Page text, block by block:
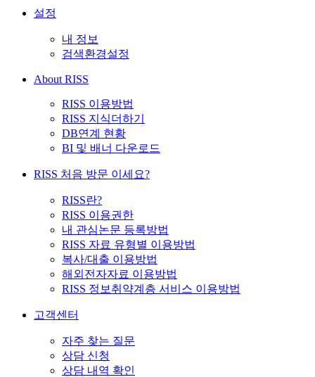
설정
내 정보
검색환경설정
About RISS
RISS 이용방법
RISS 지식더하기
DB연계 현황
BI 및 배너 다운로드
RISS 처음 방문 이세요?
RISS란?
RISS 이용권한
내 관심논문 등록방법
RISS 자료 유형별 이용방법
복사/대출 이용방법
해외전자자료 이용방법
RISS 정보취약계층 서비스 이용방법
고객센터
자주 찾는 질문
상담 신청
상담 내역 확인